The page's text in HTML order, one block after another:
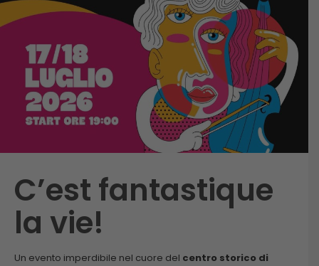
C’est fantastique
la vie!
Un evento imperdibile nel cuore del centro storico di